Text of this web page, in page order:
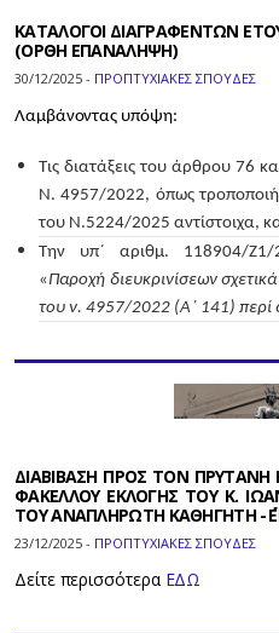
ΚΑΤΑΛΟΓΟΙ ΔΙΑΓΡΑΦΕΝΤΩΝ
(ΟΡΘΗ ΕΠΑΝΑΛΗΨΗ)
30/12/2025 - ΠΡΟΠΤΥΧΙΑΚΕΣ ΣΠΟΥΔΕΣ
Λαμβάνοντας υπόψη:
Τις διατάξεις του άρθρου 76
Ν. 4957/2022, όπως
του Ν.5224/2025 αντίστοιχα,
Την υπ΄ αριθμ. 118904/Ζ1/
«Παροχή διευκρινίσεων
του ν. 4957/2022 (Α΄ 141) περί
ΔΙΑΒΙΒΑΣΗ ΠΡΟΣ ΤΟΝ ΠΡΥΤΑΝΗ
ΦΑΚΕΛΛΟΥ ΕΚΛΟΓΗΣ ΤΟΥ Κ.
ΤΟΥ ΑΝΑΠΛΗΡΩΤΗ ΚΑΘΗΓΗΤΗ -
23/12/2025 - ΠΡΟΠΤΥΧΙΑΚΕΣ ΣΠΟΥΔΕΣ
Δείτε περισσότερα ΕΔΩ